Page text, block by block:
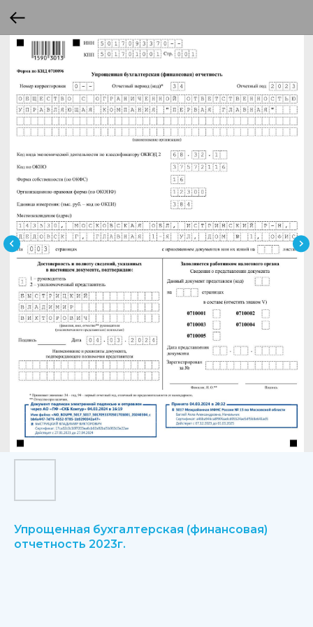
Упрощенная бухгалтерская (финансовая)
отчетность 2023г.